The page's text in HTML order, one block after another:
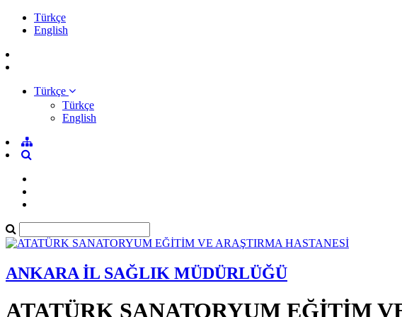
Türkçe
English
Türkçe
Türkçe
English
ANKARA İL SAĞLIK MÜDÜRLÜĞÜ
ATATÜRK SANATORYUM EĞİTİM